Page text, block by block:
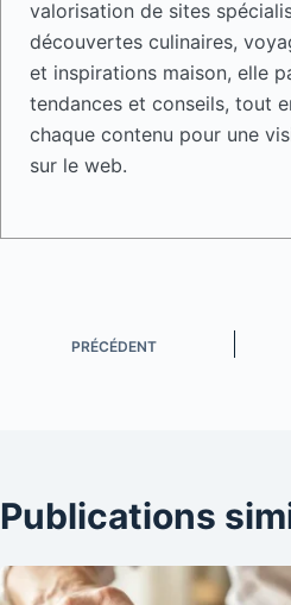
valorisation de sites
découvertes culinaires,
et inspirations maison, elle
tendances et conseils, tout
chaque contenu pour une
sur le web.
PRÉCÉDENT
Publications